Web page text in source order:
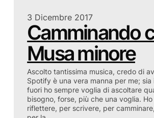
3 Dicembre 2017
Camminando
Musa minore
Ascolto tantissima musica, credo di
Spotify è una vera manna per me; sia
fuori ho sempre voglia di ascoltare
bisogno, forse, più che una voglia.
riflettere, per scrivere, per